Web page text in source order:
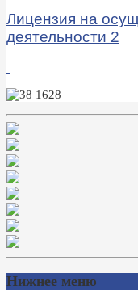
Лицензия на
деятельности 2
Нижнее меню